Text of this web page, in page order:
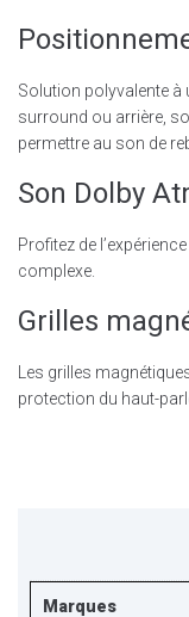
Solution polyvalente
surround ou arrière,
permettre au son de
Son Dolby
Profitez de
complexe.
Grilles
Les grilles
protection du haut-
Marques